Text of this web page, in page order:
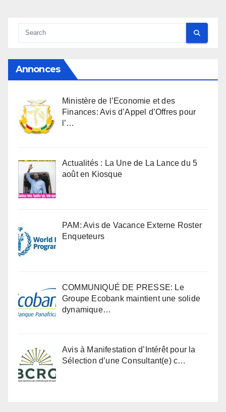
Annonces
Ministère de l’Economie et des
Finances: Avis d’Appel d’Offres pour
l’…
Actualités : La Une de La Lance du 5
août en Kiosque
PAM: Avis de Vacance Externe Roster
Enqueteurs
COMMUNIQUÉ DE PRESSE: Le
Groupe Ecobank maintient une solide
dynamique…
Avis à Manifestation d’Intérêt pour la
Sélection d’une Consultant(e) c…